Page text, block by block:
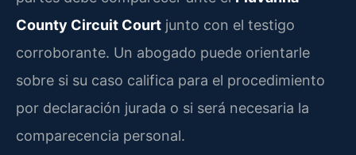
County Circuit Court junto con el testigo
corroborante. Un abogado puede orientarle
sobre si su caso califica para el procedimiento
por declaración jurada o si será necesaria la
comparecencia personal.